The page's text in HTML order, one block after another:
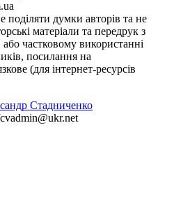
поділяти думки авторів та не
матеріали та передрук з
частковому використанні
посилання на
(для інтернет-ресурсів
Стадниченко